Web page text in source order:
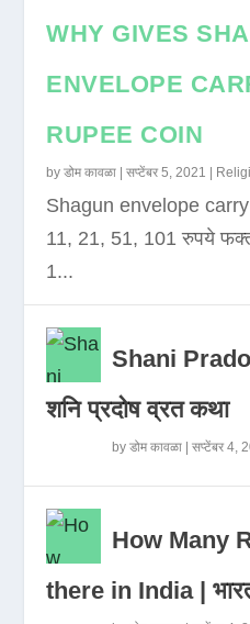
WHY GIVES
ENVELOPE
RUPEE COIN
byडोम कावळा |सप्टेंबर 5, 2021
Shagun envelope
11, 21, 51, 101 रुपये
1...
Shani
शनि प्रदोष व्रत कथा
byडोम कावळा |सप्टेंबर 4,
How Many
there in India |